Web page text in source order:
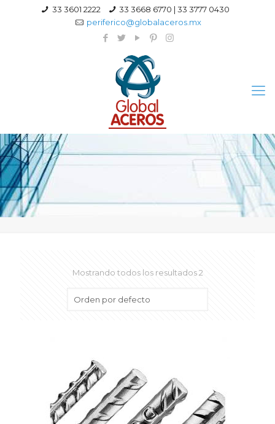
33 3601 2222
33 3668 6770 | 33 3777 0430
periferico@globalaceros.mx
Mostrando todos los resultados 2